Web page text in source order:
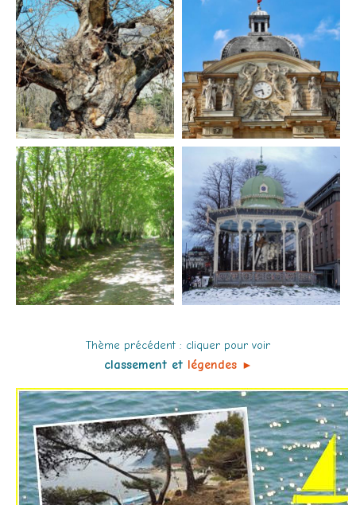
Thème précédent : cliquer pour voir
classement etlégendes ►